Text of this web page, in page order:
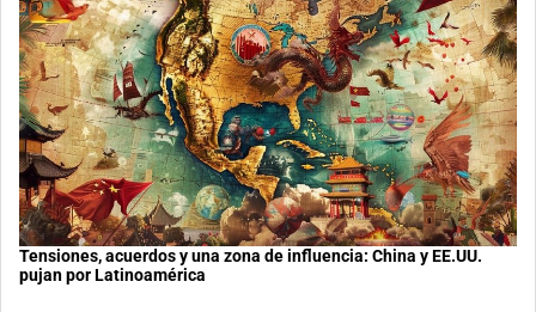
Tensiones, acuerdos y una zona de influencia: China y EE.UU.
pujan por Latinoamérica